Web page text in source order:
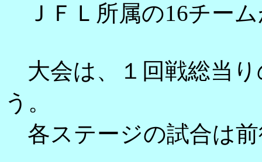
ＪＦＬ所属の16チー
大会は、１回戦総当
う。
各ステージの試合は前